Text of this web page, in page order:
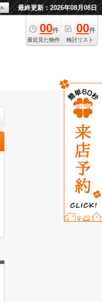
最終更新：2026年08月08日
00件
最近見た物件
00件
検討リスト